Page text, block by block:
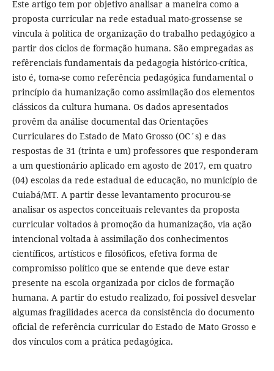
Este artigo tem por objetivo analisar a maneira como a
proposta curricular na rede estadual mato-grossense se
vincula à política de organização do trabalho pedagógico a
partir dos ciclos de formação humana. São empregadas as
refêrenciais fundamentais da pedagogia histórico-crítica,
isto é, toma-se como referência pedagógica fundamental o
princípio da humanização como assimilação dos elementos
clássicos da cultura humana. Os dados apresentados
provêm da análise documental das Orientações
Curriculares do Estado de Mato Grosso (OC´s) e das
respostas de 31 (trinta e um) professores que responderam
a um questionário aplicado em agosto de 2017, em quatro
(04) escolas da rede estadual de educação, no município de
Cuiabá/MT. A partir desse levantamento procurou-se
analisar os aspectos conceituais relevantes da proposta
curricular voltados à promoção da humanização, via ação
intencional voltada à assimilação dos conhecimentos
científicos, artísticos e filosóficos, efetiva forma de
compromisso político que se entende que deve estar
presente na escola organizada por ciclos de formação
humana. A partir do estudo realizado, foi possível desvelar
algumas fragilidades acerca da consistência do documento
oficial de referência curricular do Estado de Mato Grosso e
dos vínculos com a prática pedagógica.